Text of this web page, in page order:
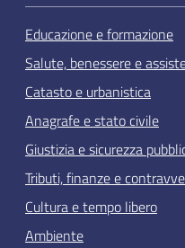
Educazione e formazione
Salute, benessere e
Catasto e urbanistica
Anagrafe e stato civile
Giustizia e sicurezza
Tributi, finanze e
Cultura e tempo libero
Ambiente